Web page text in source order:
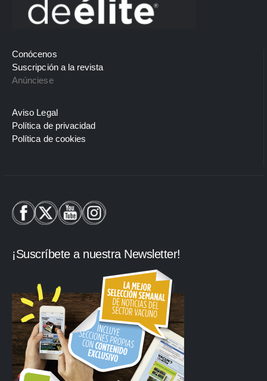
Conócenos
Suscripción a la revista
Anúnciese
Aviso Legal
Política de privacidad
Política de cookies
¡Suscríbete a nuestra Newsletter!